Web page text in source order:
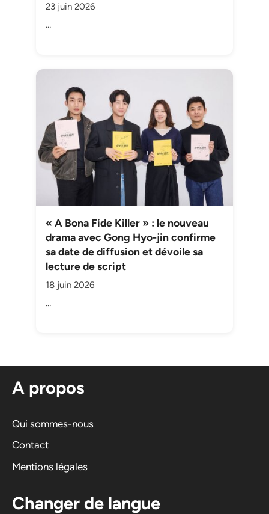
23 juin 2026
…
« A Bona Fide Killer » : le nouveau
drama avec Gong Hyo-jin confirme
sa date de diffusion et dévoile sa
lecture de script
18 juin 2026
…
A propos
Qui sommes-nous
Contact
Mentions légales
Changer de langue